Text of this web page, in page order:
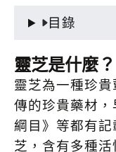
目錄
靈芝是什麼？
靈芝為一種珍
傳的珍貴藥材
綱目》等都有
芝，含有多種活